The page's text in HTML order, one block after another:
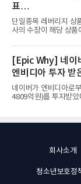
표
“개별종목 레버리
멈춰라”
단일종목 레버리지 상
사의 수장이 해당 상
[Epic Why] 네이
엔비디아 투자 받
네이버가 엔비디아로
4809억원)를 투자받
회사소개
청소년보호정